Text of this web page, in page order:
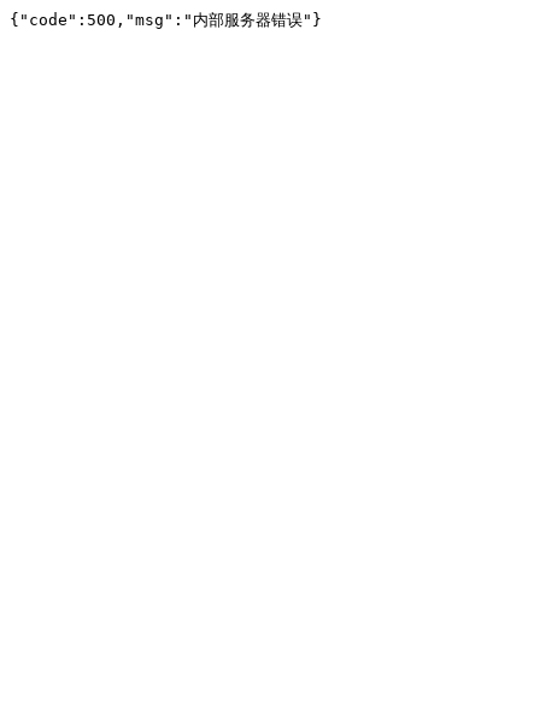
{"code":500,"msg":"内部服务器错误"}